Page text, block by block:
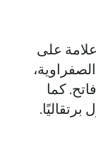
على
كما